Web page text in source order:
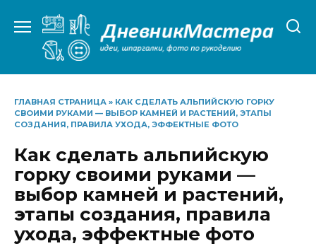
содержанию
ГЛАВНАЯ СТРАНИЦА » КАК СДЕЛАТЬ АЛЬПИЙСКУЮ ГОРКУ
СВОИМИ РУКАМИ — ВЫБОР КАМНЕЙ И РАСТЕНИЙ, ЭТАПЫ
СОЗДАНИЯ, ПРАВИЛА УХОДА, ЭФФЕКТНЫЕ ФОТО
Как сделать альпийскую
горку своими руками —
выбор камней и растений,
этапы создания, правила
ухода, эффектные фото